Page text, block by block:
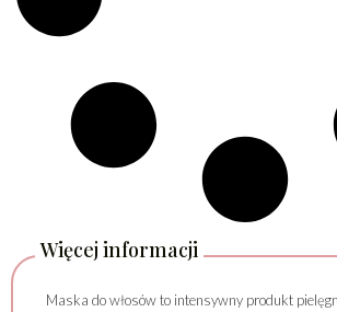
Więcej informacji
Maska do włosów to intensywny produkt